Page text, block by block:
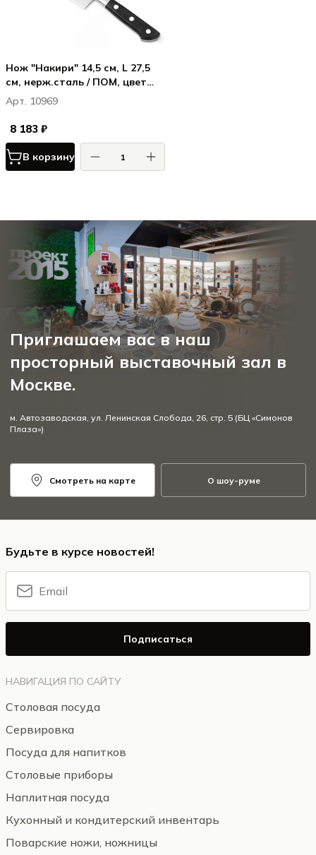
Нож "Накири" 14,5 см, L 27,5
см, нерж.сталь / ПОМ, цвет
ручки черный
Арт. 10969
8 183 ₽
В корзину
Приглашаем вас в наш
просторный выставочный зал в
Москве.
м. Автозаводская, ул. Ленинская Слобода, 26, стр. 5 (БЦ «Симонов
Плаза»)
Смотреть на карте О шоу-руме
НАВИГАЦИЯ ПО САЙТУ
Столовая посуда
Сервировка
Посуда для напитков
Столовые приборы
Наплитная посуда
Кухонный и кондитерский инвентарь
Поварские ножи, ножницы
Будьте в курсе новостей!
Подписаться